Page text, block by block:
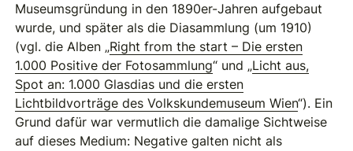
Museumsgründung in den 1890er-Jahren aufgebaut
wurde, und später als die Diasammlung (um 1910)
(vgl. die Alben „Right from the start – Die ersten
1.000 Positive der Fotosammlung“ und „Licht aus,
Spot an: 1.000 Glasdias und die ersten
Lichtbildvorträge des Volkskundemuseum Wien“). Ein
Grund dafür war vermutlich die damalige Sichtweise
auf dieses Medium: Negative galten nicht als